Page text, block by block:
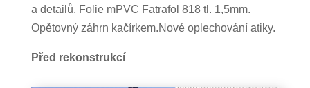
a detailů. Folie mPVC Fatrafol 818 tl. 1,5mm.
Opětovný záhrn kačírkem.Nové oplechování atiky.
Před rekonstrukcí